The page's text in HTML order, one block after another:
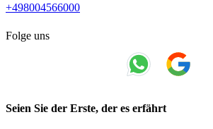
+498004566000
Folge uns
Seien Sie der Erste, der es erfährt